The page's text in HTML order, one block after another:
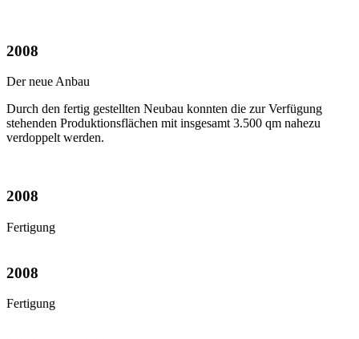
2008
Der neue Anbau
Durch den fertig gestellten Neubau konnten die zur Verfügung
stehenden Produktionsflächen mit insgesamt 3.500 qm nahezu
verdoppelt werden.
2008
Fertigung
2008
Fertigung